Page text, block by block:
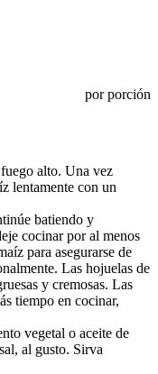
por porción
alto. Una vez
lentamente con un
batiendo y
cocinar por al menos
para asegurarse de
Las hojuelas de
y cremosas. Las
tiempo en cocinar,
vegetal o aceite de
al gusto. Sirva